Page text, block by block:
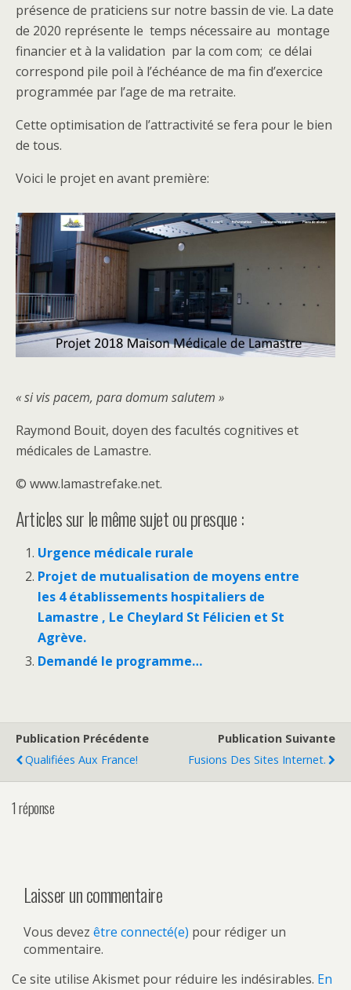
présence de praticiens sur notre bassin de vie. La date
de 2020 représente le temps nécessaire au montage
financier et à la validation par la com com; ce délai
correspond pile poil à l’échéance de ma fin d’exercice
programmée par l’age de ma retraite.
Cette optimisation de l’attractivité se fera pour le bien
de tous.
Voici le projet en avant première:
« si vis pacem, para domum salutem »
Raymond Bouit, doyen des facultés cognitives et
médicales de Lamastre.
© www.lamastrefake.net.
Articles sur le même sujet ou presque :
Urgence médicale rurale
Projet de mutualisation de moyens entre
les 4 établissements hospitaliers de
Lamastre , Le Cheylard St Félicien et St
Agrève.
Demandé le programme…
Publication Précédente
Qualifiées Aux France!
Publication Suivante
Fusions Des Sites Internet.
1 réponse
Laisser un commentaire
Vous devez être connecté(e) pour rédiger un
commentaire.
Ce site utilise Akismet pour réduire les indésirables. En